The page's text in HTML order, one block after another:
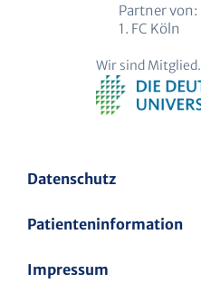
Datenschutz
Patienteninformation
Impressum
Partner von:
1. FC Köln
Wir sind Mitglied.